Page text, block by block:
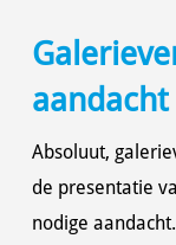
aandacht
Absoluut,
de presentatie
nodige